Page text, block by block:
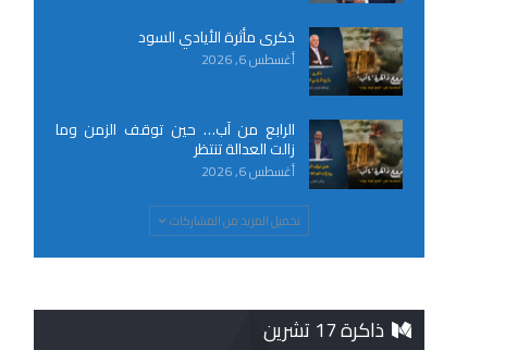
ذكرى مأثرة الأيادي السود
أغسطس 6, 2026
الرابع من آب… حين توقف الزمن وما
زالت العدالة تنتظر
أغسطس 6, 2026
تحميل المزيد من المشاركات
ذاكرة 17 تشرين